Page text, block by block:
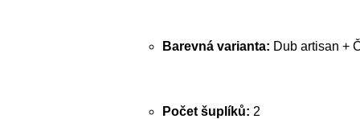
Barevná varianta: Dub artisan +
Počet šuplíků: 2